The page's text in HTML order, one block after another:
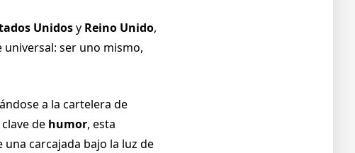
Unidosy Reino Unido,
ser uno mismo,
a la cartelera de
de humor, esta
carcajada bajo la luz de